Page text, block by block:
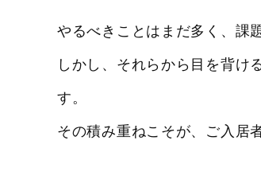
やるべきことはまだ多く、課
しかし、それらから目を背け
す。
その積み重ねこそが、ご入居